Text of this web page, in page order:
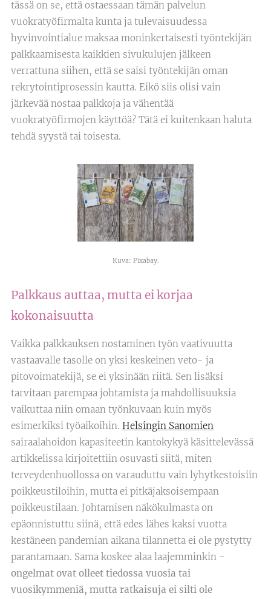
tässä on se, että ostaessaan tämän palvelun
vuokratyöfirmalta kunta ja tulevaisuudessa
hyvinvointialue maksaa moninkertaisesti työntekijän
palkkaamisesta kaikkien sivukulujen jälkeen
verrattuna siihen, että se saisi työntekijän oman
rekrytointiprosessin kautta. Eikö siis olisi vain
järkevää nostaa palkkoja ja vähentää
vuokratyöfirmojen käyttöä? Tätä ei kuitenkaan haluta
tehdä syystä tai toisesta.
Kuva: Pixabay.
Palkkaus auttaa, mutta ei korjaa
kokonaisuutta
Vaikka palkkauksen nostaminen työn vaativuutta
vastaavalle tasolle on yksi keskeinen veto- ja
pitovoimatekijä, se ei yksinään riitä. Sen lisäksi
tarvitaan parempaa johtamista ja mahdollisuuksia
vaikuttaa niin omaan työnkuvaan kuin myös
esimerkiksi työaikoihin. Helsingin Sanomien
sairaalahoidon kapasiteetin kantokykyä käsittelevässä
artikkelissa kirjoitettiin osuvasti siitä, miten
terveydenhuollossa on varauduttu vain lyhytkestoisiin
poikkeustiloihin, mutta ei pitkäjaksoisempaan
poikkeustilaan. Johtamisen näkökulmasta on
epäonnistuttu siinä, että edes lähes kaksi vuotta
kestäneen pandemian aikana tilannetta ei ole pystytty
parantamaan. Sama koskee alaa laajemminkin -
ongelmat ovat olleet tiedossa vuosia tai
vuosikymmeniä, mutta ratkaisuja ei silti ole